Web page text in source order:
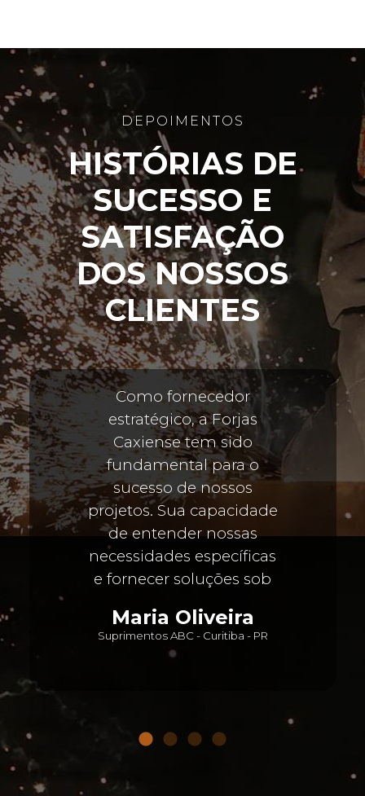
DEPOIMENTOS
HISTÓRIAS DE
SUCESSO E
SATISFAÇÃO
DOS NOSSOS
CLIENTES
Como fornecedor
estratégico, a Forjas
Caxiense tem sido
fundamental para o
sucesso de nossos
projetos. Sua capacidade
de entender nossas
necessidades específicas
e fornecer soluções sob
impressionante.
Maria Oliveira
Suprimentos ABC - Curitiba - PR